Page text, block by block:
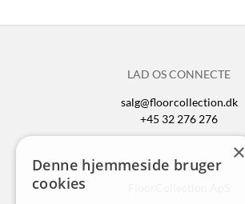
LAD OS CONNECTE
salg@floorcollection.dk
+45 32 276 276
×
Denne hjemmeside bruger
cookies